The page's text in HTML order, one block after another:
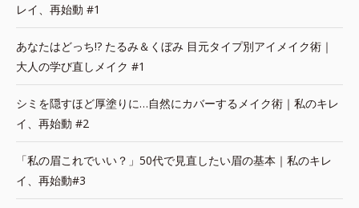
レイ、再始動 #1
あなたはどっち!? たるみ＆くぼみ 目元タイプ別アイメイク術｜
大人の学び直しメイク #1
シミを隠すほど厚塗りに…自然にカバーするメイク術｜私のキレ
イ、再始動 #2
「私の眉これでいい？」50代で見直したい眉の基本｜私のキレ
イ、再始動#3